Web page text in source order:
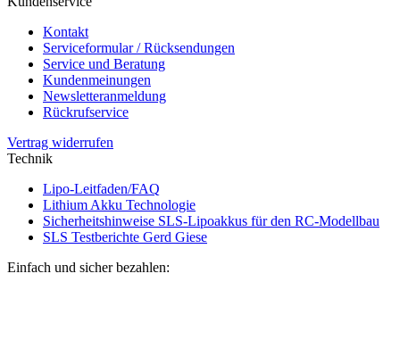
Kontakt
Serviceformular / Rücksendungen
Service und Beratung
Kundenmeinungen
Newsletteranmeldung
Rückrufservice
Vertrag widerrufen
Technik
Lipo-Leitfaden/FAQ
Lithium Akku Technologie
Sicherheitshinweise SLS-Lipoakkus für den RC-Modellbau
SLS Testberichte Gerd Giese
Einfach und sicher bezahlen: